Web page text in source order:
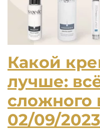
Какой
лучше:
сложного
02/09/2023